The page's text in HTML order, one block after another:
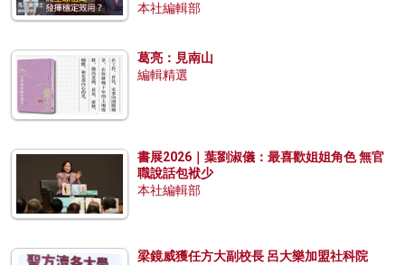
本社編輯部
葛亮：見南山
編輯精選
書展2026｜葉劉淑儀：最喜歡姐姐角色 無官
職說話包袱少
本社編輯部
梁鏡威獲任方大副校長 呂大樂加盟社科院